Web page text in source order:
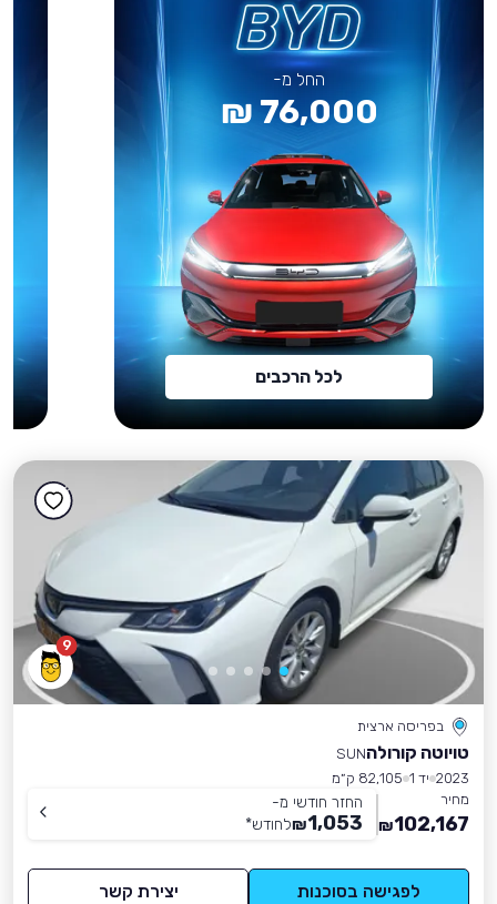
החל מ-
76,000 ₪
לכל הרכבים
9
בפריסה ארצית
טויוטה קורולהSUN
2023 יד 1
82,105 ק״מ
מחיר
102,167
₪
החזר חודשי מ-
1,053
₪לחודש*
לפגישה בסוכנות יצירת קשר